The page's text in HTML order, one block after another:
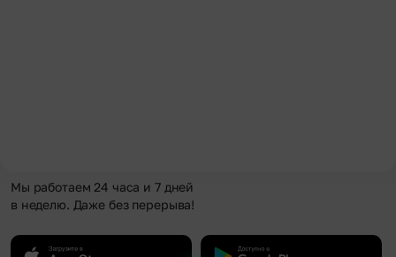
Мы работаем 24 часа и 7 дней
в неделю. Даже без перерыва!